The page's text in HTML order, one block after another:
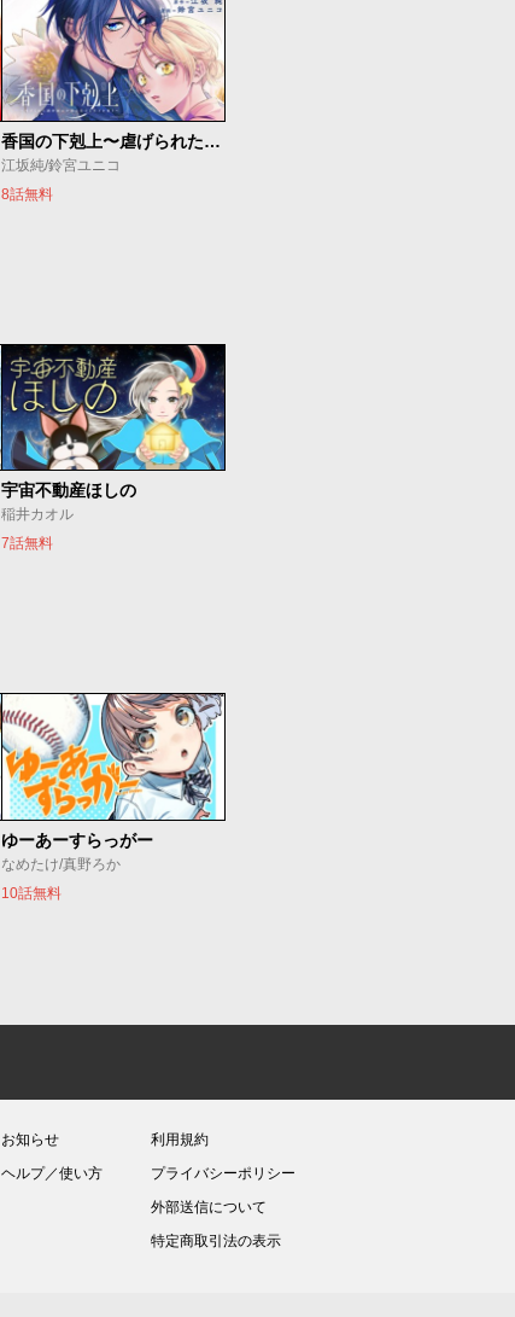
香国の下剋上〜虐げられた調香師は不遇の皇子と天下を狙う〜
江坂純/鈴宮ユニコ
8話無料
宇宙不動産ほしの
稲井カオル
7話無料
ゆーあーすらっがー
なめたけ/真野ろか
10話無料
お知らせ
ヘルプ／使い方
利用規約
プライバシーポリシー
外部送信について
特定商取引法の表示